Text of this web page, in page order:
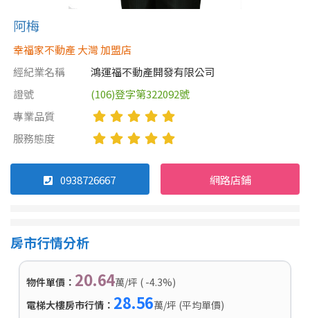
阿梅
幸福家不動產 大灣 加盟店
經紀業名稱
鴻運福不動產開發有限公司
證號
(106)登字第322092號
專業品質
服務態度
0938726667 網路店鋪
房市行情分析
物件單價： 20.64萬/坪 ( -4.3%)
電梯大樓房市行情： 28.56萬/坪 (平均單價)